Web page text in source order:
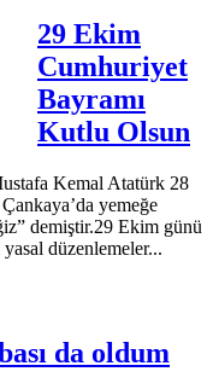
29 Ekim
Cumhuriyet
Bayramı
Kutlu Olsun
Kemal Atatürk 28
yemeğe
demiştir.29 Ekim günü
düzenlemeler...
da oldum